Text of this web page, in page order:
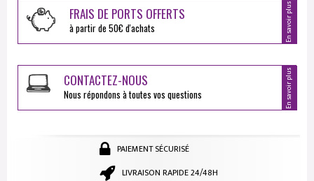
FRAIS DE PORTS OFFERTS
à partir de 50€ d'achats En savoir plus
CONTACTEZ-NOUS
Nous répondons à toutes vos questions En savoir plus
PAIEMENT SÉCURISÉ
LIVRAISON RAPIDE 24/48H